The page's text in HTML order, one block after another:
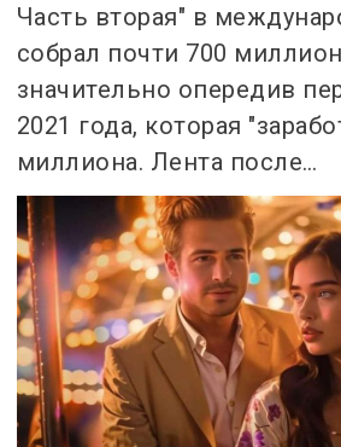
Часть вторая" в
собрал почти 700
значительно опередив
2021 года, которая
миллиона. Лента после…